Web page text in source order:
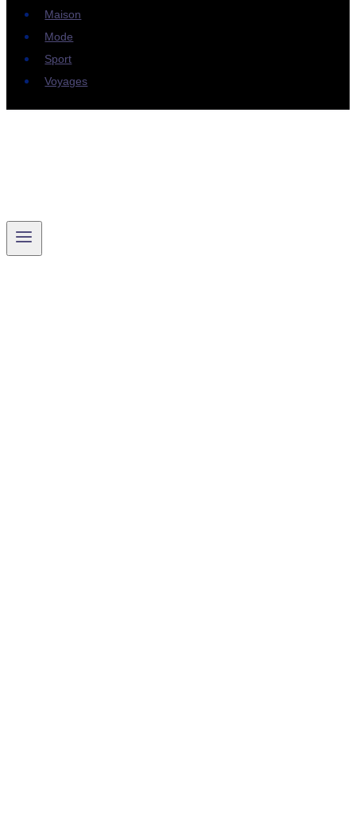
Maison
Mode
Sport
Voyages